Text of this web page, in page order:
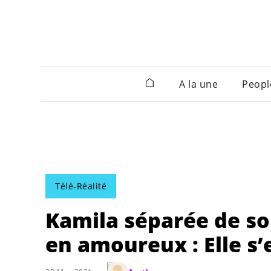
A la une
Télé-Réalité
Kamila séparée de
en amoureux : Elle